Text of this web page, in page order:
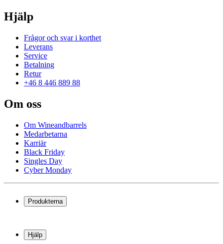
Hjälp
Frågor och svar i korthet
Leverans
Service
Betalning
Retur
+46 8 446 889 88
Om oss
Om Wineandbarrels
Medarbetarna
Karriär
Black Friday
Singles Day
Cyber Monday
Produkterna
Vinställ
Vinmöbler
Hjälp